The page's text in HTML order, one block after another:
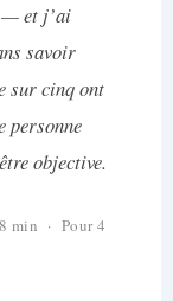
et j’ai
savoir
sur cinq ont
personne
objective.
min · Pour 4